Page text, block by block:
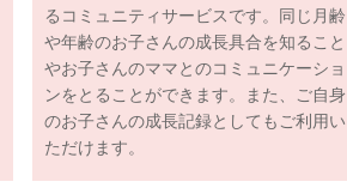
るコミュニティサービスです。同じ月齢
や年齢のお子さんの成長具合を知ること
やお子さんのママとのコミュニケーショ
ンをとることができます。また、ご自身
のお子さんの成長記録としてもご利用い
ただけます。